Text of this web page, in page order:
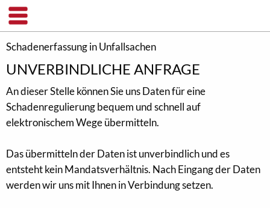
Schadenerfassung in Unfallsachen
UNVERBINDLICHE ANFRAGE
An dieser Stelle können Sie uns Daten für eine
Schadenregulierung bequem und schnell auf
elektronischem Wege übermitteln.
Das übermitteln der Daten ist unverbindlich und es
entsteht kein Mandatsverhältnis. Nach Eingang der Daten
werden wir uns mit Ihnen in Verbindung setzen.